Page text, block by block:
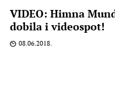
VIDEO: Himna
dobila i videospot!
08.06.2018.